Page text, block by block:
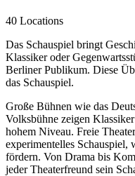
40 Locations
Das Schauspiel bringt
Klassiker oder
Berliner Publikum. Diese
das Schauspiel.
Große Bühnen wie das
Volksbühne zeigen
hohem Niveau. Freie
experimentelles Schauspiel,
fördern. Von Drama bis
jeder Theaterfreund sein